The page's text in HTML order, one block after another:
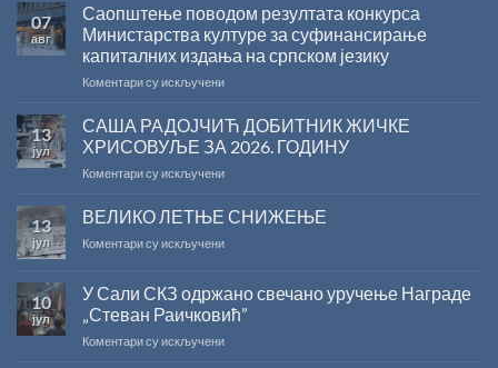
07
авг
Саопштење поводом резултата конкурса
Министарства културе за суфинансирање
капиталних издања на српском језику
Коментари су искљученина
поводом
резултата
конкурса
Министарства
за
капиталних
на
српском
језику
13
јул
САША РАДОЈЧИЋ ДОБИТНИК ЖИЧКЕ
ХРИСОВУЉЕ ЗА 2026. ГОДИНУ
Коментари су искљученина
РАДОЈЧИЋ
ДОБИТНИК
ЖИЧКЕ
2026.
ГОДИНУ
13
јул
ВЕЛИКО ЛЕТЊЕ СНИЖЕЊЕ
Коментари су искљученина
СНИЖЕЊЕ
10
јул
У Сали СКЗ одржано свечано уручење Награде
„Стеван Раичковић”
Коментари су искљученина